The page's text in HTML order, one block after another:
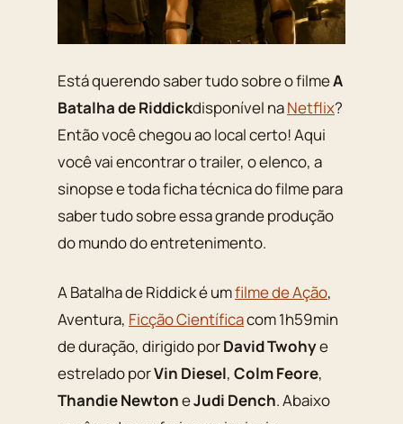
Está querendo saber tudo sobre o filmeA
Batalha de Riddickdisponível naNetflix?
Então você chegou ao local certo! Aqui
você vai encontrar o trailer, o elenco, a
sinopse e toda ficha técnica do filme para
saber tudo sobre essa grande produção
do mundo do entretenimento.
A Batalha de Riddick é umfilme de Ação,
Aventura, Ficção Científicacom 1h59min
de duração, dirigido porDavid Twohye
estrelado porVin Diesel, Colm Feore,
Thandie NewtoneJudi Dench. Abaixo